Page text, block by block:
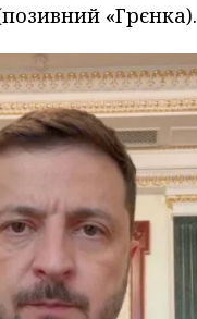
«Грєнка).